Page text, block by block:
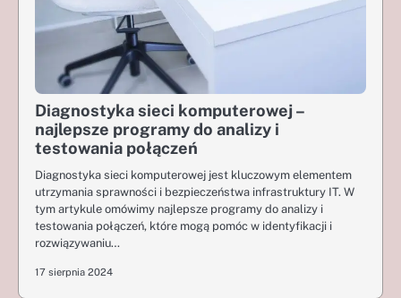
Diagnostyka sieci komputerowej –
najlepsze programy do analizy i
testowania połączeń
Diagnostyka sieci komputerowej jest kluczowym elementem
utrzymania sprawności i bezpieczeństwa infrastruktury IT. W
tym artykule omówimy najlepsze programy do analizy i
testowania połączeń, które mogą pomóc w identyfikacji i
rozwiązywaniu…
17 sierpnia 2024